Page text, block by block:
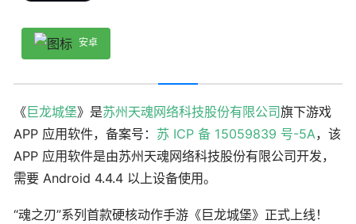
安卓
《巨龙城堡》是苏州天魂网络科技股份有限公司旗下游戏
APP 应用软件，备案号： 苏 ICP 备 15059839 号-5A，该
APP 应用软件是由苏州天魂网络科技股份有限公司开发，
需要 Android 4.4.4 以上设备使用。
“魂之刃”系列首款硬核动作手游《巨龙城堡》正式上线！